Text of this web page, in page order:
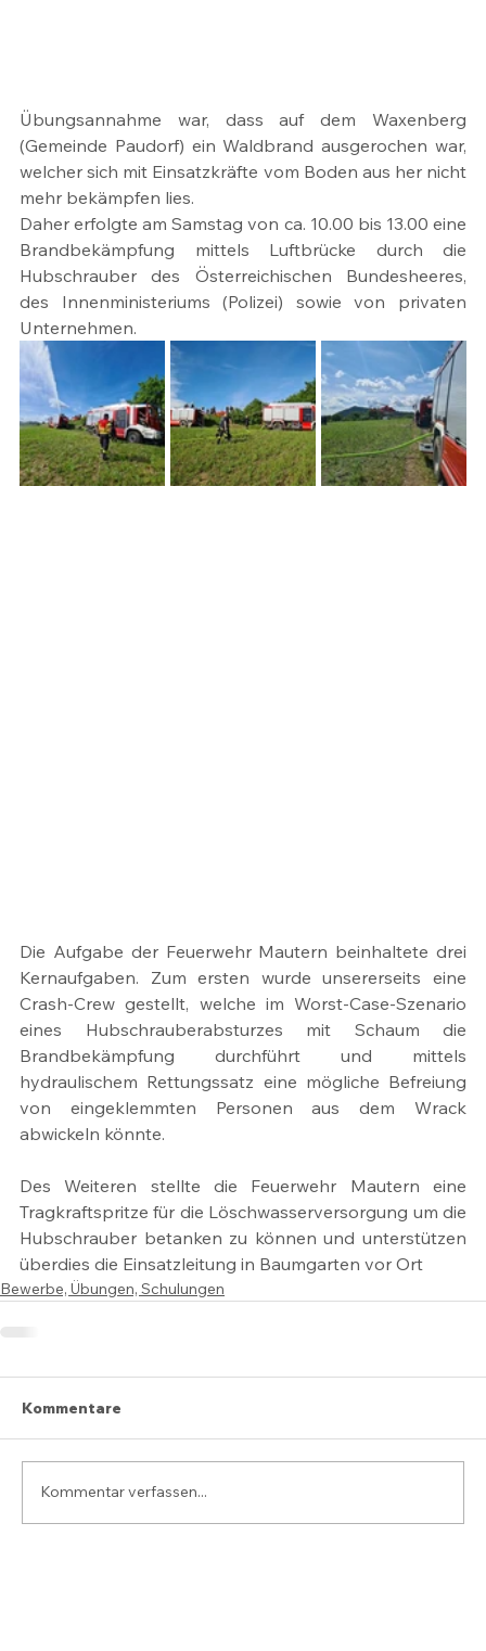
Übungsannahme war, dass auf dem Waxenberg
(Gemeinde Paudorf) ein Waldbrand ausgerochen war,
welcher sich mit Einsatzkräfte vom Boden aus her nicht
mehr bekämpfen lies.
Daher erfolgte am Samstag von ca. 10.00 bis 13.00 eine
Brandbekämpfung mittels Luftbrücke durch die
Hubschrauber des Österreichischen Bundesheeres,
des Innenministeriums (Polizei) sowie von privaten
Unternehmen.
Die Aufgabe der Feuerwehr Mautern beinhaltete drei
Kernaufgaben. Zum ersten wurde unsererseits eine
Crash-Crew gestellt, welche im Worst-Case-Szenario
eines Hubschrauberabsturzes mit Schaum die
Brandbekämpfung durchführt und mittels
hydraulischem Rettungssatz eine mögliche Befreiung
von eingeklemmten Personen aus dem Wrack
abwickeln könnte.
Des Weiteren stellte die Feuerwehr Mautern eine
Tragkraftspritze für die Löschwasserversorgung um die
Hubschrauber betanken zu können und unterstützen
überdies die Einsatzleitung in Baumgarten vor Ort
Bewerbe, Übungen, Schulungen
Kommentare
Kommentar verfassen...